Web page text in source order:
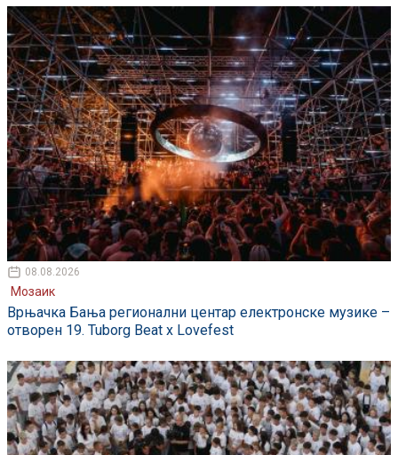
08.08.2026
Мозаик
Врњачка Бања регионални центар електронске музике –
отворен 19. Tuborg Beat x Lovefest